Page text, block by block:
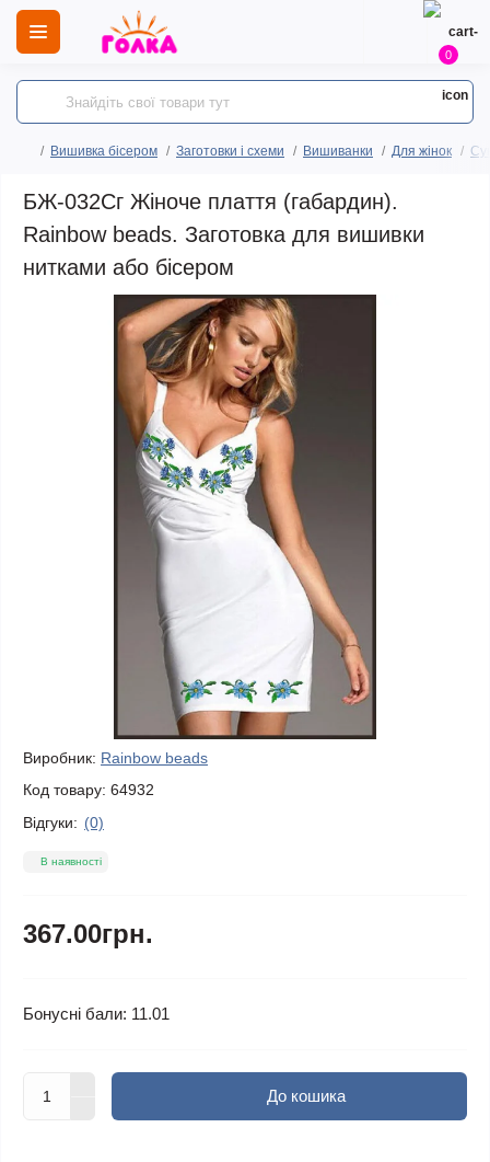
0
Вишивка бісером Заготовки і схеми Вишиванки Для жінок
БЖ-032Сг Жіноче плаття (габардин).
Rainbow beads. Заготовка для вишивки
нитками або бісером
Виробник: Rainbow beads
Код товару: 64932
Відгуки: (0)
В наявності
367.00грн.
Бонусні бали: 11.01
До кошика